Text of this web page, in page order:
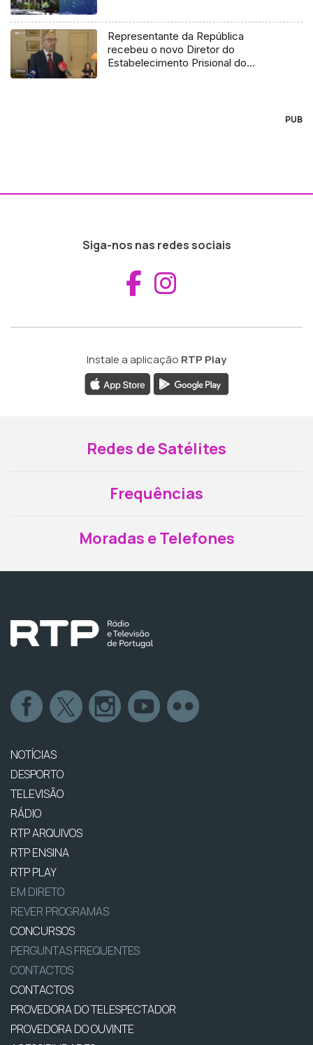
Representante da República
recebeu o novo Diretor do
Estabelecimento Prisional do
PUB
Siga-nos nas redes sociais
Aceder ao
Instale a aplicação RTP Play
Redes de Satélites
Frequências
Moradas e Telefones
NOTÍCIAS
DESPORTO
TELEVISÃO
RÁDIO
RTP ARQUIVOS
RTP ENSINA
RTP PLAY
EM DIRETO
REVER PROGRAMAS
CONCURSOS
PERGUNTAS FREQUENTES
CONTACTOS
CONTACTOS
PROVEDORA DO TELESPECTADOR
PROVEDORA DO OUVINTE